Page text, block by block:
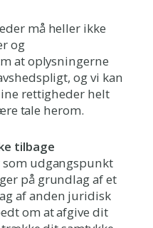
må heller ikke
og
at oplysningerne
og vi kan
rettigheder helt
tale herom.
tilbage
som udgangspunkt
på grundlag af et
af anden juridisk
om at afgive dit